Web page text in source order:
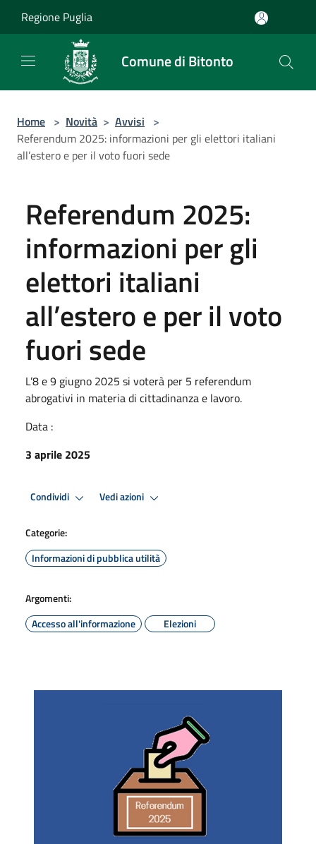
Regione Puglia
Comune di Bitonto
Home > Novità > Avvisi >
Referendum 2025: informazioni per gli elettori italiani
all’estero e per il voto fuori sede
Referendum 2025:
informazioni per gli
elettori italiani
all’estero e per il voto
fuori sede
L’8 e 9 giugno 2025 si voterà per 5 referendum
abrogativi in materia di cittadinanza e lavoro.
Data :
3 aprile 2025
Condividi Vedi azioni
Categorie:
Informazioni di pubblica utilità
Argomenti:
Accesso all'informazione
Elezioni